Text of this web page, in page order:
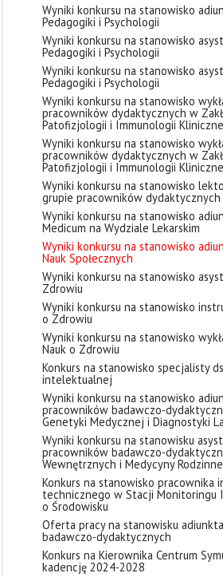
Wyniki konkursu na stanowisko
Pedagogiki i Psychologii
Wyniki konkursu na stanowisko
Pedagogiki i Psychologii
Wyniki konkursu na stanowisko
Pedagogiki i Psychologii
Wyniki konkursu na stanowisko
pracowników dydaktycznych w
Patofizjologii i Immunologii
Wyniki konkursu na stanowisko
pracowników dydaktycznych w
Patofizjologii i Immunologii
Wyniki konkursu na stanowisko
grupie pracowników dydaktycznych
Wyniki konkursu na stanowisko
Medicum na Wydziale Lekarskim
Wyniki konkursu na stanowisko
Nauk Społecznych
Wyniki konkursu na stanowisko
Zdrowiu
Wyniki konkursu na stanowisko
o Zdrowiu
Wyniki konkursu na stanowisko
Nauk o Zdrowiu
Konkurs na stanowisko specjalisty
intelektualnej
Wyniki konkursu na stanowisko
pracowników badawczo-
Genetyki Medycznej i Diagnostyki
Wyniki konkursu na stanowisku
pracowników badawczo-
Wewnętrznych i Medycyny
Konkurs na stanowisko pracownika
technicznego w Stacji Monitoringu
o Środowisku
Oferta pracy na stanowisku
badawczo-dydaktycznych
Konkurs na Kierownika Centrum
kadencję 2024-2028